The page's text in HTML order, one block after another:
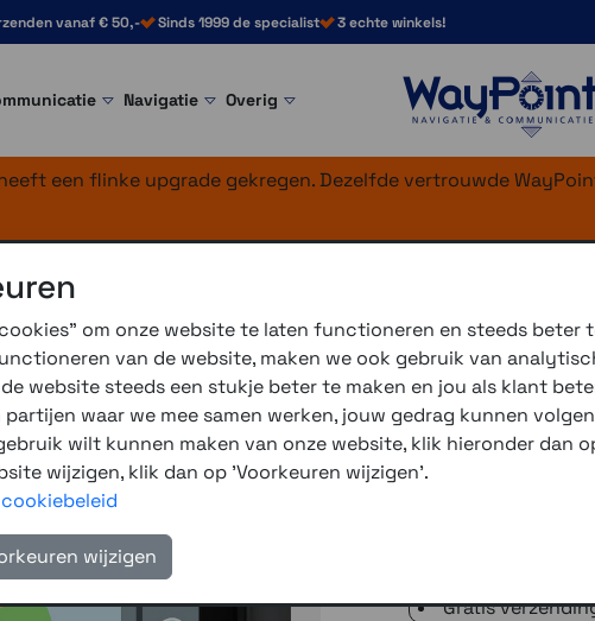
vanaf € 50,- Sinds 1999 de specialist 3 echte winkels!
Navigatie Overig
een flinke upgrade gekregen. Dezelfde vertrouwde
550 Premium
Vind de
routes. Kies hoe
gemiddeld en hoog.
Gratis
om onze website te laten functioneren en steeds
van de website, maken we ook gebruik van
website steeds een stukje beter te maken en jou als klant
partijen waar we mee samen werken, jouw gedrag kunnen
wilt kunnen maken van onze website, klik hieronder dan
wijzigen, klik dan op 'Voorkeuren wijzigen'.
wijzigen